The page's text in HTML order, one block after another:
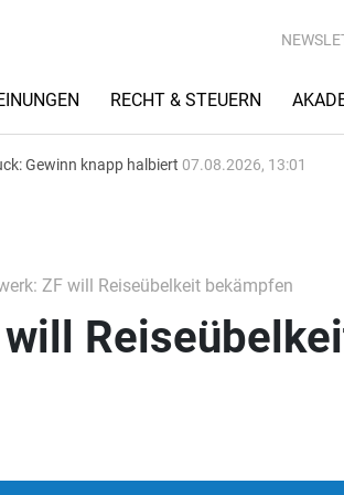
RECHT & STEUERN
Gewinn knapp halbiert 07.08.2026, 13:01
ZF will Reiseübelkeit bekämpfen